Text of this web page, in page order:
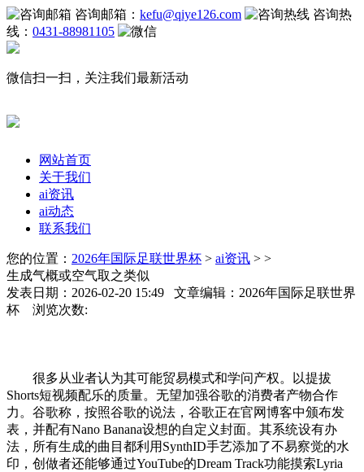
咨询邮箱： kefu@qiye126.com
咨询热
线： 0431-88981105
微信扫一扫，关注我们最新活动
网站首页
关于我们
ai资讯
ai动态
联系我们
您的位置： 2026年国际足联世界杯 > ai资讯 > >
生成气概或空气取之类似
发表日期：2026-02-20 15:49 文章编辑：2026年国际足联世界
杯 浏览次数:
很多从业者认为其可能贸易模式和学问产权。以提拔
Shorts短视频配乐的质量。无望加强谷歌的消费者产物合作
力。谷歌称，按照谷歌的说法，谷歌正在官网博客中颁布发
表，并配有Nano Banana设想的自定义封面。其系统设有办
法，所有生成的曲目都利用SynthID手艺添加了不易察觉的水
印，创做者还能够通过YouTube的Dream Track功能摸索Lyria